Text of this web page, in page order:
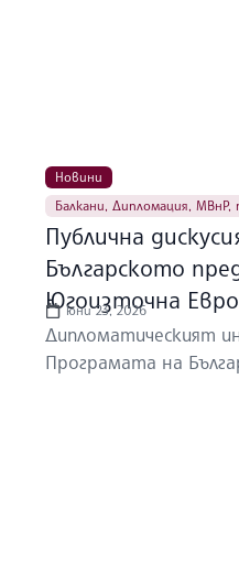
Новини
Балкани, Дипломация, МВнР,
Публична
Българското
Югоизточна
юни 23, 2026
Дипломатическият
Програмата на